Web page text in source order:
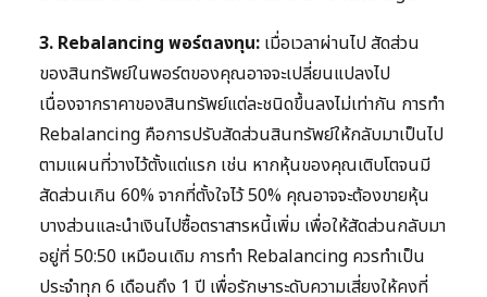
3. Rebalancing พอร์ตลงทุน: เมื่อเวลาผ่านไป สัดส่วน
ของสินทรัพย์ในพอร์ตของคุณอาจจะเปลี่ยนแปลงไป
เนื่องจากราคาของสินทรัพย์แต่ละชนิดขึ้นลงไม่เท่ากัน การทำ
Rebalancing คือการปรับสัดส่วนสินทรัพย์ให้กลับมาเป็นไป
ตามแผนที่วางไว้ตั้งแต่แรก เช่น หากหุ้นของคุณเติบโตจนมี
สัดส่วนเกิน 60% จากที่ตั้งใจไว้ 50% คุณอาจจะต้องขายหุ้น
บางส่วนและนำเงินไปซื้อตราสารหนี้เพิ่ม เพื่อให้สัดส่วนกลับมา
อยู่ที่ 50:50 เหมือนเดิม การทำ Rebalancing ควรทำเป็น
ประจำทุก 6 เดือนถึง 1 ปี เพื่อรักษาระดับความเสี่ยงให้คงที่